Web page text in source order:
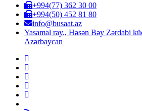
+994(77) 362 30 00
+994(50) 452 81 80
info@busaat.az
Yasamal ray., Həsən Bəy Zərdabi
Azərbaycan